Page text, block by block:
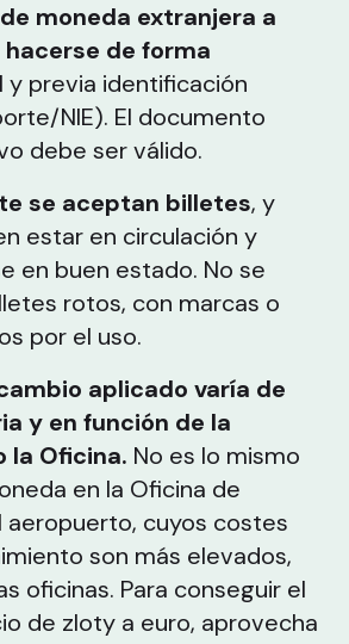
moneda extranjera a
de forma
y previa identificación
NIE). El documento
debe ser válido.
se aceptan billetes, y
estar en circulación y
en buen estado. No se
rotos, con marcas o
por el uso.
aplicado varía de
y en función de la
la Oficina. No es lo mismo
en la Oficina de
aeropuerto, cuyos costes
son más elevados,
oficinas. Para conseguir el
de zloty a euro, aprovecha